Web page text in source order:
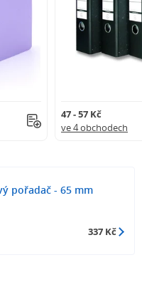
47 - 57 Kč
ve 4 obchodech
pořadač - 65 mm
337 Kč